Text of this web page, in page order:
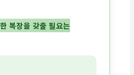
복장을 갖출 필요는